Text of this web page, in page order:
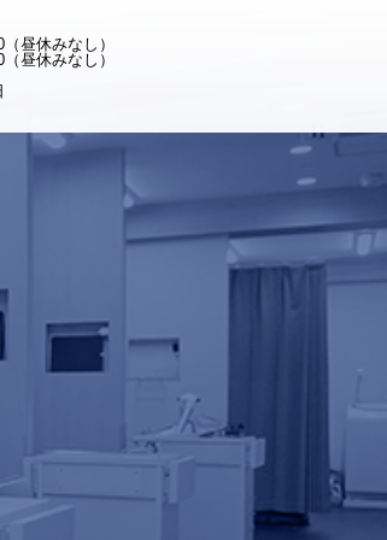
昼休みなし）
昼休みなし）